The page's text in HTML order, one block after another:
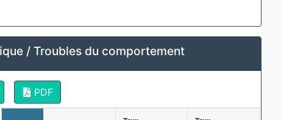
/ Troubles du comportement
PDF